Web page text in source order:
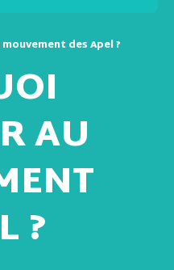
des Apel ?
AU
?